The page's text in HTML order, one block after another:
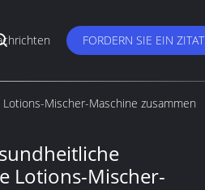
FORDERN SIE EIN ZITAT
Mischer-Maschine zusammen
Lotions-Mischer-